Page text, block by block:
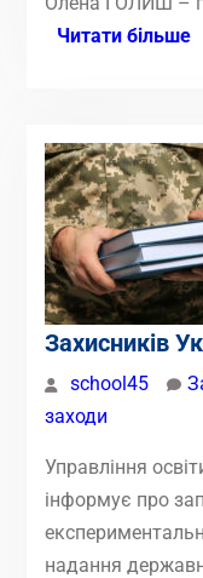
Читати більше
Захисників
school45
заходи
Управління
інформує про
надання